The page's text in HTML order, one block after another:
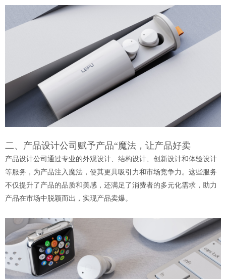
二、产品设计公司赋予产品“魔法，让产品好卖
产品设计公司通过专业的外观设计、结构设计、创新设计和体验设计
等服务，为产品注入魔法，使其更具吸引力和市场竞争力。这些服务
不仅提升了产品的品质和美感，还满足了消费者的多元化需求，助力
产品在市场中脱颖而出，实现产品卖爆。